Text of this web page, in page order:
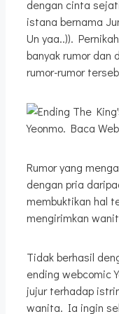
dengan cinta
istana bernama
Un yaa..)).
banyak rumor dan
rumor-rumor
Rumor yang
dengan pria
membuktikan hal
mengirimkan
Tidak berhasil
ending webcomic
jujur terhadap
wanita. Ia ingin